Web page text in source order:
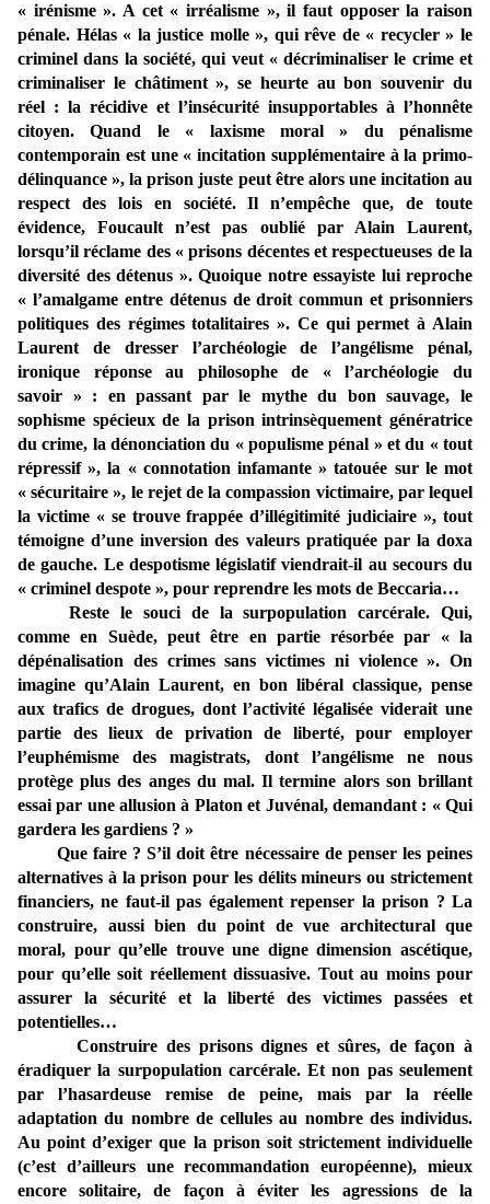
« irénisme ». A cet « irréalisme », il faut opposer la raison
pénale. Hélas « la justice molle », qui rêve de « recycler » le
criminel dans la société, qui veut « décriminaliser le crime et
criminaliser le châtiment », se heurte au bon souvenir du
réel : la récidive et l’insécurité insupportables à l’honnête
citoyen. Quand le « laxisme moral » du pénalisme
contemporain est une « incitation supplémentaire à la primo-
délinquance », la prison juste peut être alors une incitation au
respect des lois en société. Il n’empêche que, de toute
évidence, Foucault n’est pas oublié par Alain Laurent,
lorsqu’il réclame des « prisons décentes et respectueuses de la
diversité des détenus ». Quoique notre essayiste lui reproche
« l’amalgame entre détenus de droit commun et prisonniers
politiques des régimes totalitaires ». Ce qui permet à Alain
Laurent de dresser l’archéologie de l’angélisme pénal,
ironique réponse au philosophe de « l’archéologie du
savoir » : en passant par le mythe du bon sauvage, le
sophisme spécieux de la prison intrinsèquement génératrice
du crime, la dénonciation du « populisme pénal » et du « tout
répressif », la « connotation infamante » tatouée sur le mot
« sécuritaire », le rejet de la compassion victimaire, par lequel
la victime « se trouve frappée d’illégitimité judiciaire », tout
témoigne d’une inversion des valeurs pratiquée par la doxa
de gauche. Le despotisme législatif viendrait-il au secours du
« criminel despote », pour reprendre les mots de Beccaria…
Reste le souci de la surpopulation carcérale. Qui,
comme en Suède, peut être en partie résorbée par « la
dépénalisation des crimes sans victimes ni violence ». On
imagine qu’Alain Laurent, en bon libéral classique, pense
aux trafics de drogues, dont l’activité légalisée viderait une
partie des lieux de privation de liberté, pour employer
l’euphémisme des magistrats, dont l’angélisme ne nous
protège plus des anges du mal. Il termine alors son brillant
essai par une allusion à Platon et Juvénal, demandant : « Qui
gardera les gardiens ? »
Que faire ? S’il doit être nécessaire de penser les peines
alternatives à la prison pour les délits mineurs ou strictement
financiers, ne faut-il pas également repenser la prison ? La
construire, aussi bien du point de vue architectural que
moral, pour qu’elle trouve une digne dimension ascétique,
pour qu’elle soit réellement dissuasive. Tout au moins pour
assurer la sécurité et la liberté des victimes passées et
potentielles…
Construire des prisons dignes et sûres, de façon à
éradiquer la surpopulation carcérale. Et non pas seulement
par l’hasardeuse remise de peine, mais par la réelle
adaptation du nombre de cellules au nombre des individus.
Au point d’exiger que la prison soit strictement individuelle
(c’est d’ailleurs une recommandation européenne), mieux
encore solitaire, de façon à éviter les agressions de la